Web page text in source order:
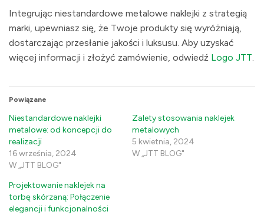
Integrując niestandardowe metalowe naklejki z strategią
marki, upewniasz się, że Twoje produkty się wyróżniają,
dostarczając przesłanie jakości i luksusu. Aby uzyskać
więcej informacji i złożyć zamówienie, odwiedź Logo JTT.
Powiązane
Niestandardowe naklejki
metalowe: od koncepcji do
realizacji
16 września, 2024
W „JTT BLOG"
Zalety stosowania naklejek
metalowych
5 kwietnia, 2024
W „JTT BLOG"
Projektowanie naklejek na
torbę skórzaną: Połączenie
elegancji i funkcjonalności